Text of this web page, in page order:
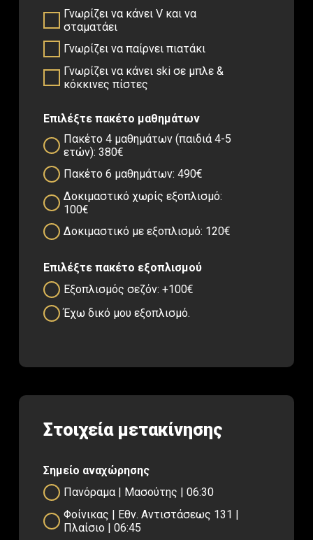
Γνωρίζει να κάνει V και να
σταματάει
Γνωρίζει να παίρνει πιατάκι
Γνωρίζει να κάνει ski σε μπλε &
κόκκινες πίστες
Επιλέξτε πακέτο μαθημάτων
Πακέτο 4 μαθημάτων (παιδιά 4-5
ετών): 380€
Πακέτο 6 μαθημάτων: 490€
Δοκιμαστικό χωρίς εξοπλισμό:
100€
Δοκιμαστικό με εξοπλισμό: 120€
Επιλέξτε πακέτο εξοπλισμού
Εξοπλισμός σεζόν: +100€
Έχω δικό μου εξοπλισμό.
Στοιχεία μετακίνησης
Σημείο αναχώρησης
Πανόραμα | Μασούτης | 06:30
Φοίνικας | Εθν. Αντιστάσεως 131 |
Πλαίσιο | 06:45